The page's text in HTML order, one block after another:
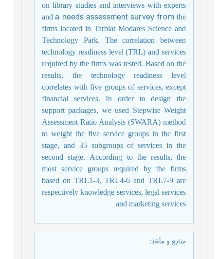
on library studies and interviews with experts
anda needs assessment survey fromthe
firms
located in Tarbiat Modares Science and
Technology Park.The correlation between
technology readiness level (TRL) and services
required by the firms was tested.
Based on the
results, the technology readiness level
correlates with five groups of services, except
financial services. In order to design the
support packages, we usedStepwise Weight
Assessment Ratio Analysis (SWARA) method
toweight the five service groups in the first
stage, and 35 subgroups of services in the
second stage.
According to the results,the
most service groups required by the firms
based on TRL1-3, TRL4-6 and TRL7-9 are
respectively knowledge services, legal services
and marketing services
منابع و مأخذ: